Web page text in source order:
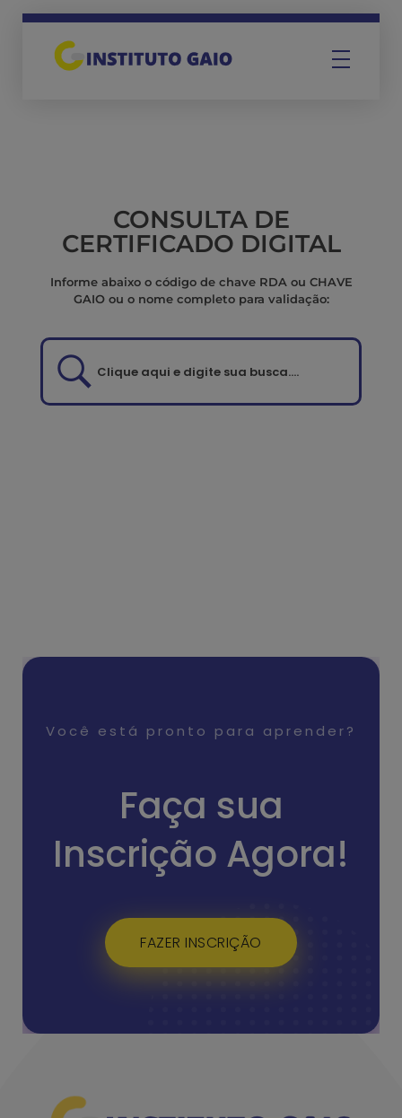
CONSULTA DE
CERTIFICADO DIGITAL
Informe abaixo o código de chave RDA ou CHAVE
GAIO ou o nome completo para validação:
Clique aqui e digite sua busca....
Você está pronto para aprender?
Faça sua
Inscrição Agora!
FAZER INSCRIÇÃO